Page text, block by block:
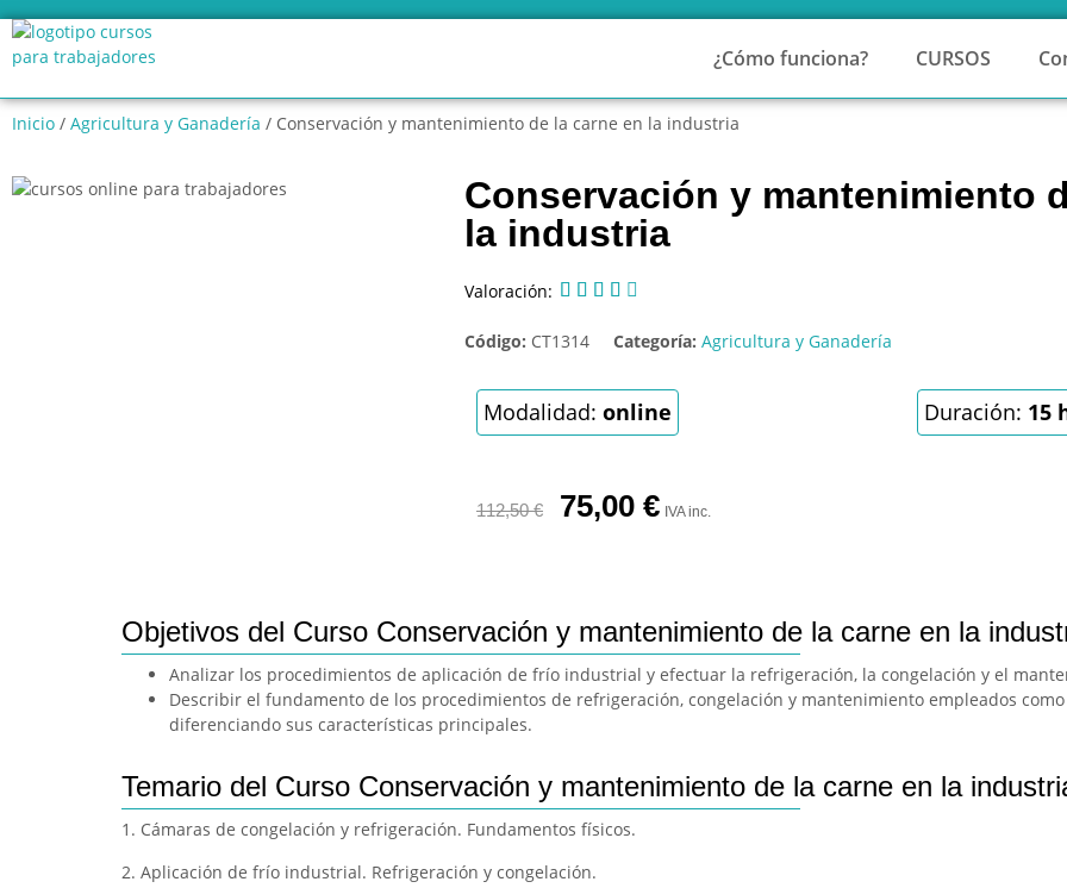
¿Cómo funciona? CURSOS
Inicio / Agricultura y Ganadería / Conservación y mantenimiento de la carne en la industria
Conservación y mantenimiento
la industria
Valoración:     
Código: CT1314 Categoría: Agricultura y Ganadería
Modalidad: online Duración: 15
112,50€ 75,00 € IVA inc.
Objetivos del Curso Conservación y mantenimiento de la carne en la
Analizar los procedimientos de aplicación de frío industrial y efectuar la refrigeración, la congelación y el
Describir el fundamento de los procedimientos de refrigeración, congelación y mantenimiento empleados
diferenciando sus características principales.
Temario del Curso Conservación y mantenimiento de la carne en la
1. Cámaras de congelación y refrigeración. Fundamentos físicos.
2. Aplicación de frío industrial. Refrigeración y congelación.